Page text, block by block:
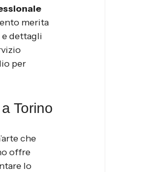
merita
dettagli
per
Torino
che
offre
lo